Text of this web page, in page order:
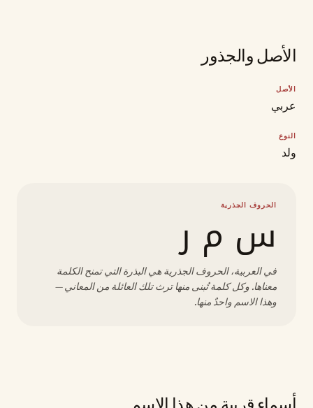
الأصل والجذور
الأصل
عربي
النوع
ولد
الحروف الجذرية
س م ر
في العربية، الحروف الجذرية هي البذرة التي تمنح الكلمة
معناها. وكل كلمة تُبنى منها ترث تلك العائلة من المعاني —
وهذا الاسم واحدٌ منها.